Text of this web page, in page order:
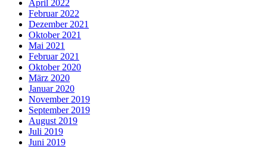
April 2022
Februar 2022
Dezember 2021
Oktober 2021
Mai 2021
Februar 2021
Oktober 2020
März 2020
Januar 2020
November 2019
September 2019
August 2019
Juli 2019
Juni 2019